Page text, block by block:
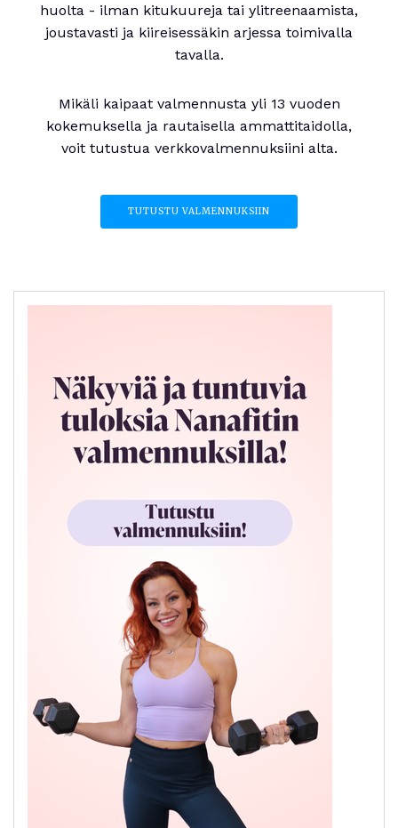
huolta - ilman kitukuureja tai ylitreenaamista,
joustavasti ja kiireisessäkin arjessa toimivalla
tavalla.
Mikäli kaipaat valmennusta yli 13 vuoden
kokemuksella ja rautaisella ammattitaidolla,
voit tutustua verkkovalmennuksiini alta.
TUTUSTU VALMENNUKSIIN